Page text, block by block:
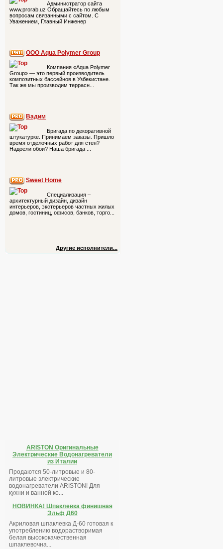
Администратор сайта
www.prorab.uz Обращайтесь по любым
вопросам связанными с сайтом. С
Уважением, Главный Инженер
ООО Aqua Polymer Group
Компания «Aqua Polymer
Group» — это первый производитель
композитных бассейнов в Узбекистане.
Так же мы производим террасн...
Вадим
Бригада по декоративной
штукатурке. Принимаем заказы. Пришло
время отделочных работ для стен?
Надоели обои? Наша бригада ...
Sweet Home
Специализация –
архитектурный дизайн, дизайн
интерьеров, экстерьеров частных жилых
домов, гостиниц, офисов, банков, торго...
Другие исполнители...
ARISTON Оригинальные
Электрические Водонагреватели
из Италии
Продаются 50-литровые и 80-
литровые электрические
водонагреватели ARISTON! Для
кухни и ванной ко...
НОВИНКА! Шпаклевка финишная
Эльф Д60
Акриловая шпаклевка Д-60 готовая к
употреблению водорастворимая
белая высококачественная
шпаклевочна...